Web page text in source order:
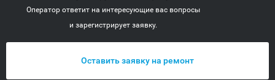
Оператор ответит на интересующие вас вопросы
и зарегистрирует заявку.
Оставить заявку на ремонт